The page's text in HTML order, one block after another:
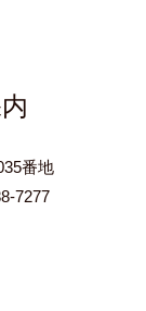
番地
7277